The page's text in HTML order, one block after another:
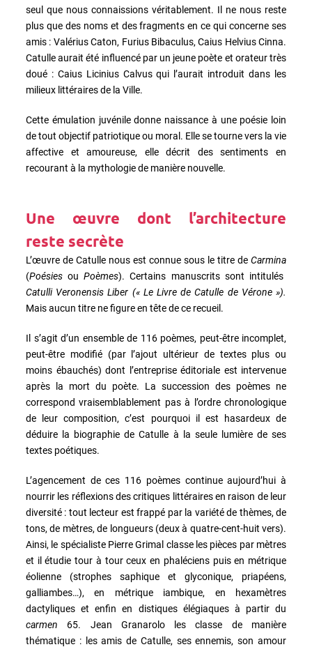
seul que nous connaissions véritablement. Il ne nous reste
plus que des noms et des fragments en ce qui concerne ses
amis : Valérius Caton, Furius Bibaculus, Caius Helvius Cinna.
Catulle aurait été influencé par un jeune poète et orateur très
doué : Caius Licinius Calvus qui l’aurait introduit dans les
milieux littéraires de la Ville.
Cette émulation juvénile donne naissance à une poésie loin
de tout objectif patriotique ou moral. Elle se tourne vers la vie
affective et amoureuse, elle décrit des sentiments en
recourant à la mythologie de manière nouvelle.
Une œuvre dont l’architecture
reste secrète
L’œuvre de Catulle nous est connue sous le titre de Carmina
(PoésiesouPoèmes). Certains manuscrits sont intitulés
Catulli Veronensis Liber (« Le Livre de Catulle de Vérone »).
Mais aucun titre ne figure en tête de ce recueil.
Il s’agit d’un ensemble de 116 poèmes, peut-être incomplet,
peut-être modifié (par l’ajout ultérieur de textes plus ou
moins ébauchés) dont l’entreprise éditoriale est intervenue
après la mort du poète. La succession des poèmes ne
correspond vraisemblablement pas à l’ordre chronologique
de leur composition, c’est pourquoi il est hasardeux de
déduire la biographie de Catulle à la seule lumière de ses
textes poétiques.
L’agencement de ces 116 poèmes continue aujourd’hui à
nourrir les réflexions des critiques littéraires en raison de leur
diversité : tout lecteur est frappé par la variété de thèmes, de
tons, de mètres, de longueurs (deux à quatre-cent-huit vers).
Ainsi, le spécialiste Pierre Grimal classe les pièces par mètres
et il étudie tour à tour ceux en phaléciens puis en métrique
éolienne (strophes saphique et glyconique, priapéens,
galliambes…), en métrique iambique, en hexamètres
dactyliques et enfin en distiques élégiaques à partir du
carmen 65. Jean Granarolo les classe de manière
thématique : les amis de Catulle, ses ennemis, son amour